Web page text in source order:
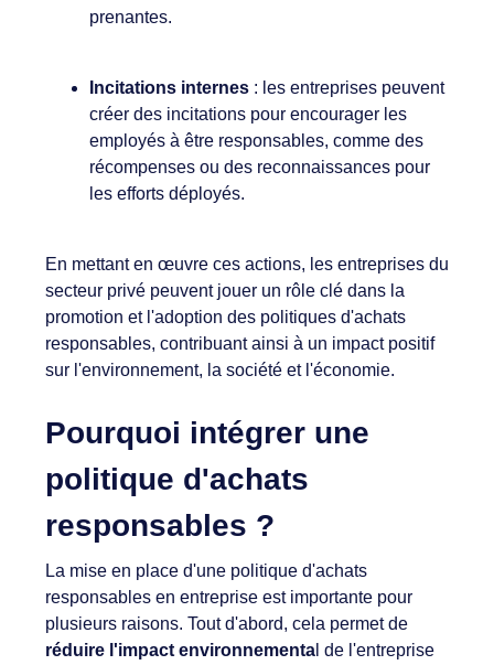
prenantes.
Incitations internes : les entreprises peuvent
créer des incitations pour encourager les
employés à être responsables, comme des
récompenses ou des reconnaissances pour
les efforts déployés.
En mettant en œuvre ces actions, les entreprises du
secteur privé peuvent jouer un rôle clé dans la
promotion et l'adoption des politiques d'achats
responsables, contribuant ainsi à un impact positif
sur l'environnement, la société et l'économie.
Pourquoi intégrer une
politique d'achats
responsables ?
La mise en place d'une politique d'achats
responsables en entreprise est importante pour
plusieurs raisons. Tout d'abord, cela permet de
réduire l'impact environnementa l de l'entreprise